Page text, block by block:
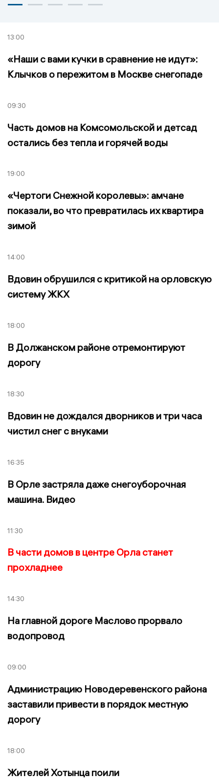
13:00
«Наши с вами кучки в сравнение не идут»:
Клычков о пережитом в Москве снегопаде
09:30
Часть домов на Комсомольской и детсад
остались без тепла и горячей воды
19:00
«Чертоги Снежной королевы»: амчане
показали, во что превратилась их квартира
зимой
14:00
Вдовин обрушился с критикой на орловскую
систему ЖКХ
18:00
В Должанском районе отремонтируют
дорогу
18:30
Вдовин не дождался дворников и три часа
чистил снег с внуками
16:35
В Орле застряла даже снегоуборочная
машина. Видео
11:30
В части домов в центре Орла станет
прохладнее
14:30
На главной дороге Маслово прорвало
водопровод
09:00
Администрацию Новодеревенского района
заставили привести в порядок местную
дорогу
18:00
Жителей Хотынца поили